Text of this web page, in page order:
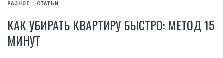
РАЗНОЕ СТАТЬИ
КАК УБИРАТЬ КВАРТИРУ БЫСТРО: МЕТОД 15
МИНУТ